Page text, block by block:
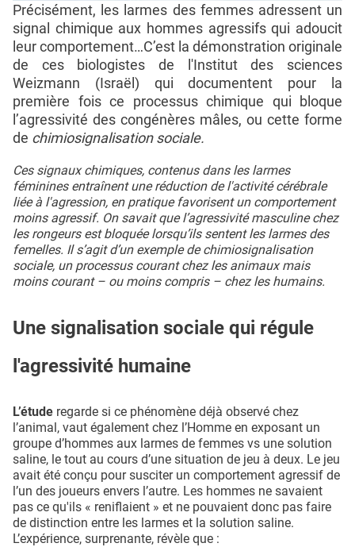
Précisément, les larmes des femmes adressent un
signal chimique aux hommes agressifs qui adoucit
leur comportement…C’est la démonstration originale
de ces biologistes de l'Institut des sciences
Weizmann (Israël) qui documentent pour la
première fois ce processus chimique qui bloque
l’agressivité des congénères mâles, ou cette forme
de chimiosignalisation sociale.
Ces signaux chimiques, contenus dans les larmes
féminines entraînent une réduction de l'activité cérébrale
liée à l'agression, en pratique favorisent un comportement
moins agressif. On savait que l’agressivité masculine chez
les rongeurs est bloquée lorsqu’ils sentent les larmes des
femelles. Il s’agit d’un exemple de chimiosignalisation
sociale, un processus courant chez les animaux mais
moins courant – ou moins compris – chez les humains.
Une signalisation sociale qui régule
l'agressivité humaine
L’étude regarde si ce phénomène déjà observé chez
l’animal, vaut également chez l’Homme en exposant un
groupe d’hommes aux larmes de femmes vs une solution
saline, le tout au cours d’une situation de jeu à deux. Le jeu
avait été conçu pour susciter un comportement agressif de
l’un des joueurs envers l’autre. Les hommes ne savaient
pas ce qu'ils « reniflaient » et ne pouvaient donc pas faire
de distinction entre les larmes et la solution saline.
L’expérience, surprenante, révèle que :